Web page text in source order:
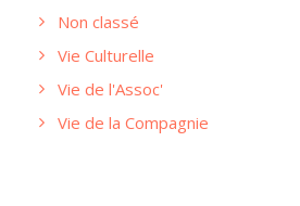
Non classé
Vie Culturelle
Vie de l'Assoc'
Vie de la Compagnie